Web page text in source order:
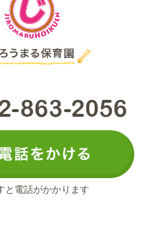
と電話がかかります